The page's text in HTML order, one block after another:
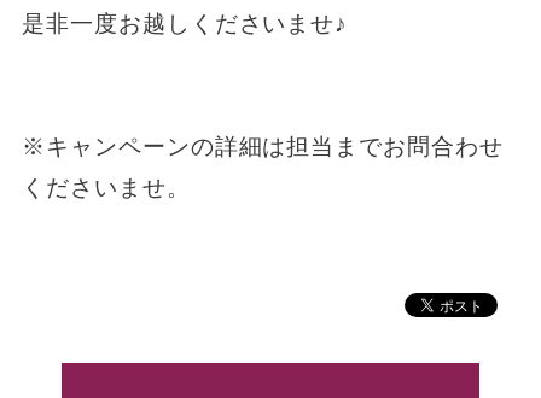
是非一度お越しくださいませ♪
※キャンペーンの詳細は担当までお問合わせ
くださいませ。